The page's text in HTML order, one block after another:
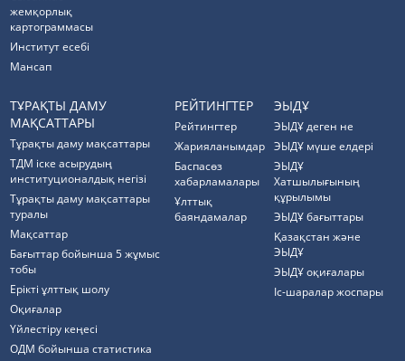
жемқорлық
картограммасы
Институт есебі
Мансап
ТҰРАҚТЫ ДАМУ
МАҚСАТТАРЫ
Тұрақты даму мақсаттары
ТДМ іске асырудың
институционалдық негізі
Тұрақты даму мақсаттары
туралы
Мақсаттар
Бағыттар бойынша 5 жұмыс
тобы
Ерікті ұлттық шолу
Оқиғалар
Үйлестіру кеңесі
ОДМ бойынша статистика
РЕЙТИНГТЕР
Рейтингтер
Жарияланымдар
Баспасөз
хабарламалары
Ұлттық
баяндамалар
ЭЫДҰ
ЭЫДҰ деген не
ЭЫДҰ мүше елдері
ЭЫДҰ
Хатшылығының
құрылымы
ЭЫДҰ бағыттары
Қазақстан және
ЭЫДҰ
ЭЫДҰ оқиғалары
Іс-шаралар жоспары